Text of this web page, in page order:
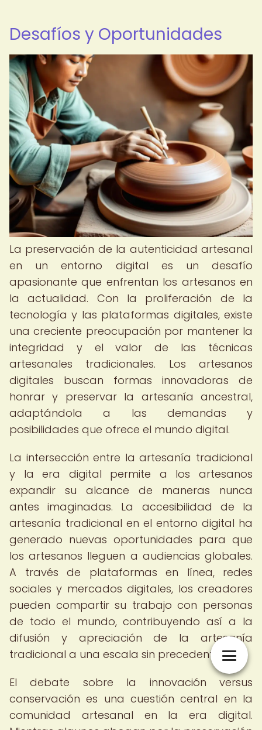
Desafíos y Oportunidades
La preservación de la autenticidad artesanal
en un entorno digital es un desafío
apasionante que enfrentan los artesanos en
la actualidad. Con la proliferación de la
tecnología y las plataformas digitales, existe
una creciente preocupación por mantener la
integridad y el valor de las técnicas
artesanales tradicionales. Los artesanos
digitales buscan formas innovadoras de
honrar y preservar la artesanía ancestral,
adaptándola a las demandas y
posibilidades que ofrece el mundo digital.
La intersección entre la artesanía tradicional
y la era digital permite a los artesanos
expandir su alcance de maneras nunca
antes imaginadas. La accesibilidad de la
artesanía tradicional en el entorno digital ha
generado nuevas oportunidades para que
los artesanos lleguen a audiencias globales.
A través de plataformas en línea, redes
sociales y mercados digitales, los creadores
pueden compartir su trabajo con personas
de todo el mundo, contribuyendo así a la
difusión y apreciación de la artesanía
tradicional a una escala sin precedentes.
El debate sobre la innovación versus
conservación es una cuestión central en la
comunidad artesanal en la era digital.